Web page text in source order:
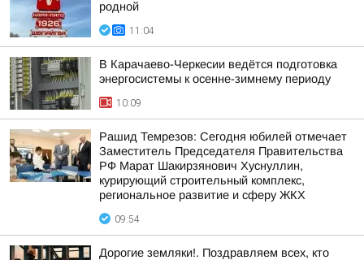
родной
11:04
В Карачаево-Черкесии ведётся подготовка
энергосистемы к осенне-зимнему периоду
10:09
Рашид Темрезов: Сегодня юбилей отмечает
Заместитель Председателя Правительства
РФ Марат Шакирзянович Хуснуллин,
курирующий строительный комплекс,
региональное развитие и сферу ЖКХ
09:54
Дорогие земляки!. Поздравляем всех, кто